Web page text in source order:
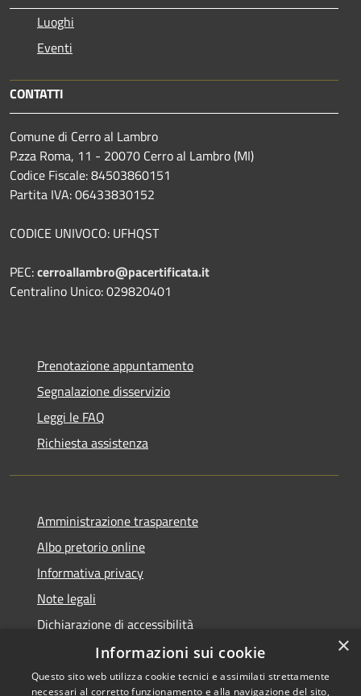
Luoghi
Eventi
CONTATTI
Comune di Cerro al Lambro
P.zza Roma, 11 - 20070 Cerro al Lambro (MI)
Codice Fiscale: 84503860151
Partita IVA: 06433830152
CODICE UNIVOCO: UFHQST
PEC:cerroallambro@pacertificata.it
Centralino Unico: 029820401
Prenotazione appuntamento
Segnalazione disservizio
Leggi le FAQ
Richiesta assistenza
Amministrazione trasparente
Albo pretorio online
Informativa privacy
Note legali
Dichiarazione di accessibilità
×
Informazioni sui cookie
Questo sito web utilizza cookie tecnici e assimilati strettamente
necessari al corretto funzionamento e alla navigazione del sito,